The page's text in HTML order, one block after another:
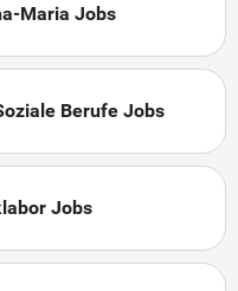
Maria Jobs
Berufe Jobs
Jobs